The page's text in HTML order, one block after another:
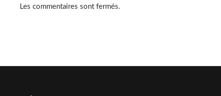
Les commentaires sont fermés.